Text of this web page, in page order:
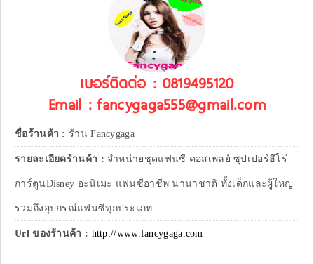
เบอร์ติดต่อ : 0819495120
Email : fancygaga555@gmail.com
ชื่อร้านค้า : ร้าน Fancygaga
รายละเอียดร้านค้า : จำหน่ายชุดแฟนซี คอสเพลย์ ซุปเปอร์ฮีโร่
การ์ตูนDisney อะนิเมะ แฟนซีอาชีพ นานาชาติ ทั้งเด็กและผู้ใหญ่
รวมถึงอุปกรณ์แฟนซีทุกประเภท
Url ของร้านค้า : http://www.fancygaga.com